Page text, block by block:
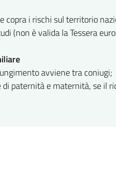
copra i rischi sul territorio
(non è valida la Tessera
avviene tra coniugi;
paternità e maternità, se il